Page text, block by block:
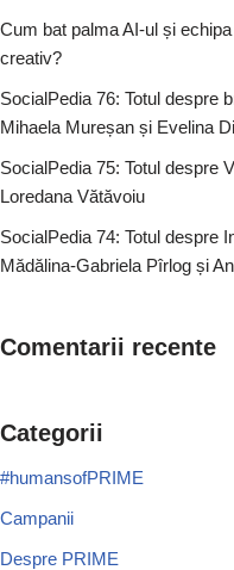
Cum bat palma AI-ul și
creativ?
SocialPedia 76: Totul despre
Mihaela Mureșan și Evelina
SocialPedia 75: Totul despre
Loredana Vătăvoiu
SocialPedia 74: Totul despre
Mădălina-Gabriela Pîrlog și
Comentarii recente
Categorii
#humansofPRIME
Campanii
Despre PRIME